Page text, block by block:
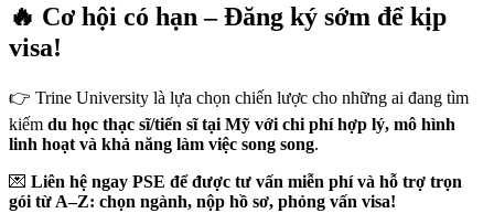
🔥 Cơ hội có hạn – Đăng ký sớm để kịp
visa!
👉 Trine University là lựa chọn chiến lược cho những ai đang tìm
kiếm du học thạc sĩ/tiến sĩ tại Mỹ với chi phí hợp lý, mô hình
linh hoạt và khả năng làm việc song song.
💌 Liên hệ ngay PSE để được tư vấn miễn phí và hỗ trợ trọn
gói từ A–Z: chọn ngành, nộp hồ sơ, phỏng vấn visa!